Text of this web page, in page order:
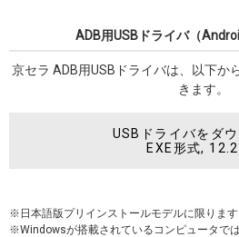
ADB用USBドライバ（
京セラ ADB用USBドライバは、以下か
きます。
USBドライバをダ
EXE形式,
日本語版プリインストールモデルに限ります
Windowsが搭載されているコンピュータで